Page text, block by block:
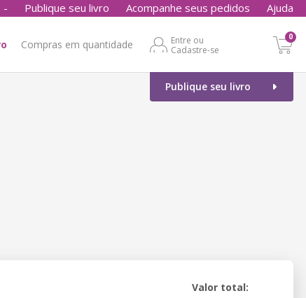
- Publique seu livro Acompanhe seus pedidos Ajuda
Compras em quantidade
Entre ou
Cadastre-se
0
Publique seu livro
Valor total: